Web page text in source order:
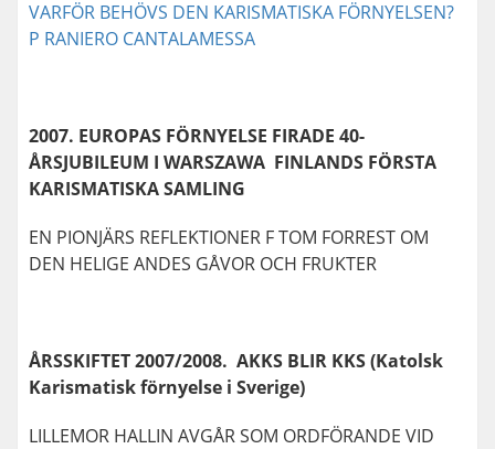
VARFÖR BEHÖVS DEN KARISMATISKA FÖRNYELSEN?
P RANIERO CANTALAMESSA
2007. EUROPAS FÖRNYELSE FIRADE 40-
ÅRSJUBILEUM I WARSZAWA FINLANDS FÖRSTA
KARISMATISKA SAMLING
EN PIONJÄRS REFLEKTIONER F TOM FORREST OM
DEN HELIGE ANDES GÅVOR OCH FRUKTER
ÅRSSKIFTET 2007/2008. AKKS BLIR KKS (Katolsk
Karismatisk förnyelse i Sverige)
LILLEMOR HALLIN AVGÅR SOM ORDFÖRANDE VID